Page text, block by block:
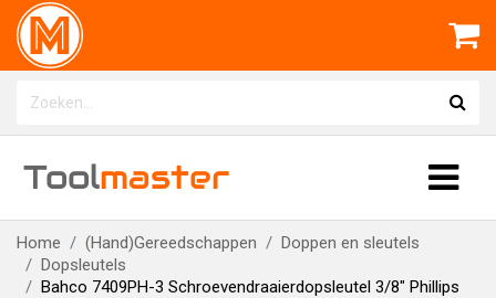
Toolmaster
Home (Hand)Gereedschappen
Doppen en sleutels
Dopsleutels
Bahco 7409PH-3 Schroevendraaierdopsleutel 3/8" Phillips